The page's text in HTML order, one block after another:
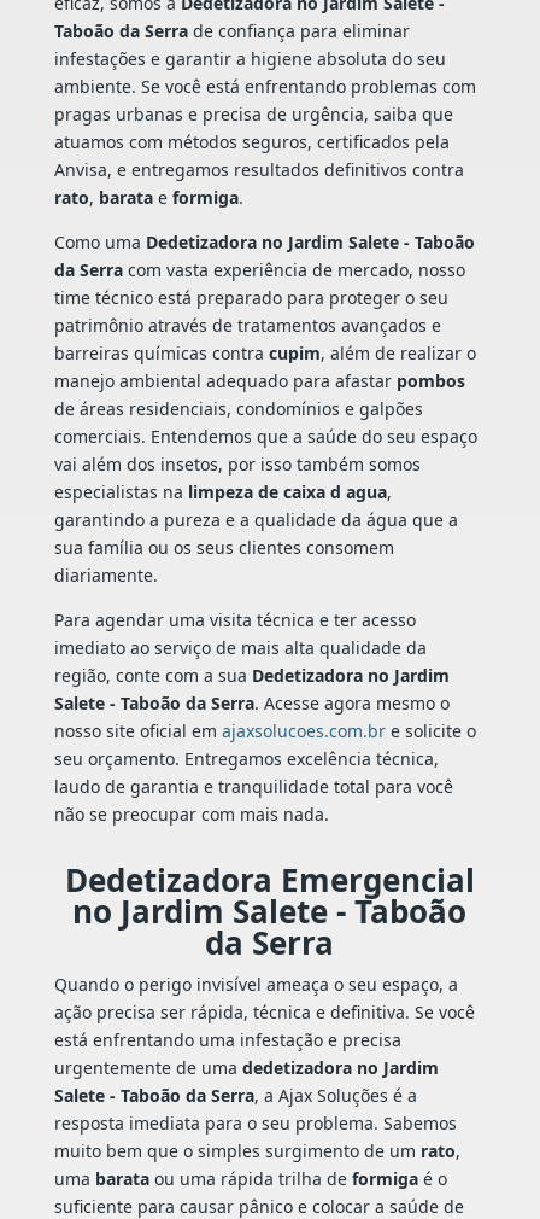
Taboão da Serrade confiança para eliminar
infestações e garantir a higiene absoluta do seu
ambiente. Se você está enfrentando problemas com
pragas urbanas e precisa de urgência, saiba que
atuamos com métodos seguros, certificados pela
Anvisa, e entregamos resultados definitivos contra
rato, baratae formiga.
Como uma Dedetizadora no Jardim Salete - Taboão
da Serracom vasta experiência de mercado, nosso
time técnico está preparado para proteger o seu
patrimônio através de tratamentos avançados e
barreiras químicas contra cupim, além de realizar o
manejo ambiental adequado para afastar pombos
de áreas residenciais, condomínios e galpões
comerciais. Entendemos que a saúde do seu espaço
vai além dos insetos, por isso também somos
especialistas na limpeza de caixa d agua,
garantindo a pureza e a qualidade da água que a
sua família ou os seus clientes consomem
diariamente.
Para agendar uma visita técnica e ter acesso
imediato ao serviço de mais alta qualidade da
região, conte com a sua Dedetizadora no Jardim
Salete - Taboão da Serra. Acesse agora mesmo o
nosso site oficial em ajaxsolucoes.com.bre solicite o
seu orçamento. Entregamos excelência técnica,
laudo de garantia e tranquilidade total para você
não se preocupar com mais nada.
Dedetizadora Emergencial
no Jardim Salete - Taboão
da Serra
Quando o perigo invisível ameaça o seu espaço, a
ação precisa ser rápida, técnica e definitiva. Se você
está enfrentando uma infestação e precisa
urgentemente de uma dedetizadora no Jardim
Salete - Taboão da Serra, a Ajax Soluções é a
resposta imediata para o seu problema. Sabemos
muito bem que o simples surgimento de um rato,
uma barataou uma rápida trilha de formigaé o
suficiente para causar pânico e colocar a saúde de